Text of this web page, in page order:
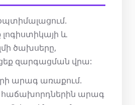
և
ծախսերը,
զարգացման վրա:
արագ առաքում.
արագ